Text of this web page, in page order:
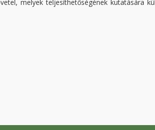
melyek teljesíthetőségének kutatására